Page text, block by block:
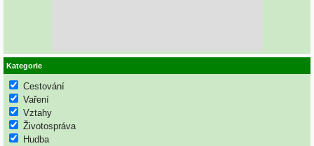
Kategorie
Cestování
Vaření
Vztahy
Životospráva
Hudba